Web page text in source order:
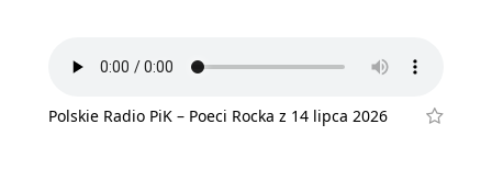
Polskie Radio PiK – Poeci Rocka z 14 lipca 2026